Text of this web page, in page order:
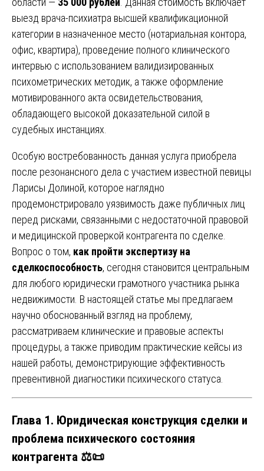
выезд врача-психиатра высшей квалификационной
категории в назначенное место (нотариальная контора,
офис, квартира), проведение полного клинического
интервью с использованием валидизированных
психометрических методик, а также оформление
мотивированного акта освидетельствования,
обладающего высокой доказательной силой в
судебных инстанциях.
Особую востребованность данная услуга приобрела
после резонансного дела с участием известной певицы
Ларисы Долиной, которое наглядно
продемонстрировало уязвимость даже публичных лиц
перед рисками, связанными с недостаточной правовой
и медицинской проверкой контрагента по сделке.
Вопрос о том, как пройти экспертизу на
сделкоспособность, сегодня становится центральным
для любого юридически грамотного участника рынка
недвижимости. В настоящей статье мы предлагаем
научно обоснованный взгляд на проблему,
рассматриваем клинические и правовые аспекты
процедуры, а также приводим практические кейсы из
нашей работы, демонстрирующие эффективность
превентивной диагностики психического статуса.
Глава 1. Юридическая конструкция сделки и
проблема психического состояния
контрагента ⚖️📜